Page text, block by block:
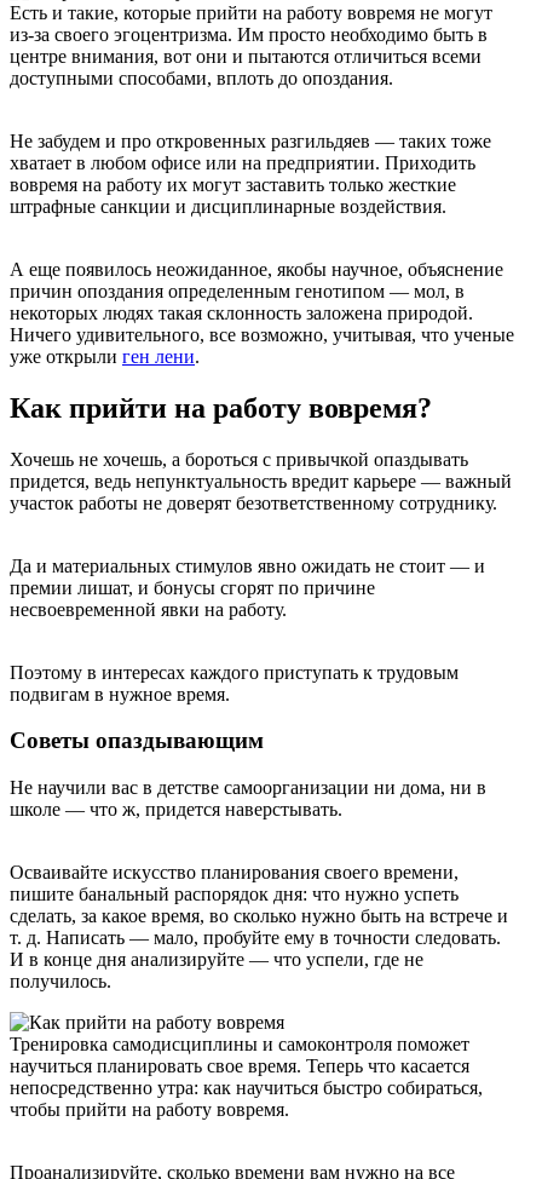
Есть и такие, которые прийти на работу вовремя не могут
из-за своего эгоцентризма. Им просто необходимо быть в
центре внимания, вот они и пытаются отличиться всеми
доступными способами, вплоть до опоздания.
Не забудем и про откровенных разгильдяев — таких тоже
хватает в любом офисе или на предприятии. Приходить
вовремя на работу их могут заставить только жесткие
штрафные санкции и дисциплинарные воздействия.
А еще появилось неожиданное, якобы научное, объяснение
причин опоздания определенным генотипом — мол, в
некоторых людях такая склонность заложена природой.
Ничего удивительного, все возможно, учитывая, что ученые
уже открыли ген лени.
Как прийти на работу вовремя?
Хочешь не хочешь, а бороться с привычкой опаздывать
придется, ведь непунктуальность вредит карьере — важный
участок работы не доверят безответственному сотруднику.
Да и материальных стимулов явно ожидать не стоит — и
премии лишат, и бонусы сгорят по причине
несвоевременной явки на работу.
Поэтому в интересах каждого приступать к трудовым
подвигам в нужное время.
Советы опаздывающим
Не научили вас в детстве самоорганизации ни дома, ни в
школе — что ж, придется наверстывать.
Осваивайте искусство планирования своего времени,
пишите банальный распорядок дня: что нужно успеть
сделать, за какое время, во сколько нужно быть на встрече и
т. д. Написать — мало, пробуйте ему в точности следовать.
И в конце дня анализируйте — что успели, где не
получилось.
Тренировка самодисциплины и самоконтроля поможет
научиться планировать свое время. Теперь что касается
непосредственно утра: как научиться быстро собираться,
чтобы прийти на работу вовремя.
Проанализируйте, сколько времени вам нужно на все